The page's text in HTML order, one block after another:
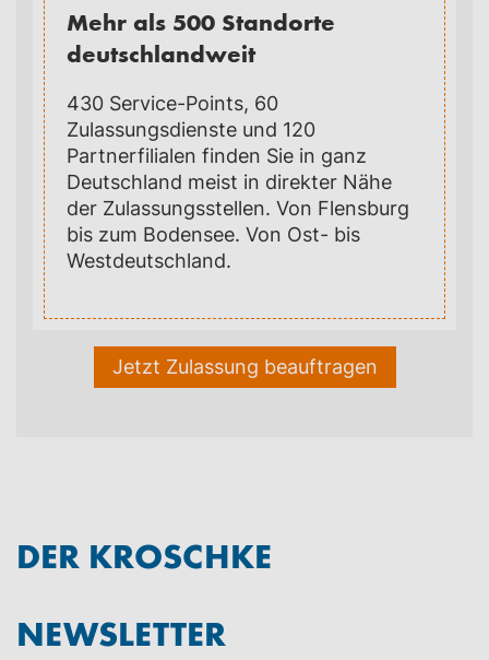
Mehr als 500 Standorte
deutschlandweit
430 Service-Points, 60
Zulassungsdienste und 120
Partnerfilialen finden Sie in ganz
Deutschland meist in direkter Nähe
der Zulassungsstellen. Von Flensburg
bis zum Bodensee. Von Ost- bis
Westdeutschland.
Jetzt Zulassung beauftragen
DER KROSCHKE
NEWSLETTER